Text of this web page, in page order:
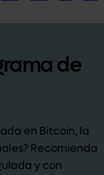
de
en Bitcoin, la
Recomienda
y con